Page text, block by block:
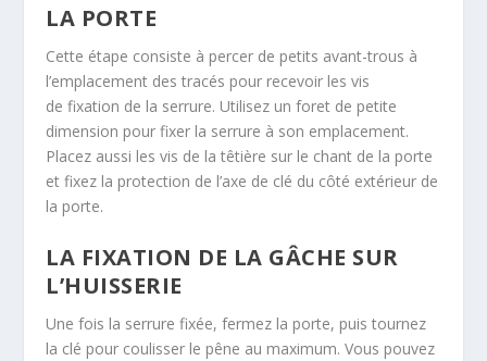
LA PORTE
Cette étape consiste à percer de petits avant-trous à
l’emplacement des tracés pour recevoir les vis
de fixation de la serrure. Utilisez un foret de petite
dimension pour fixer la serrure à son emplacement.
Placez aussi les vis de la têtière sur le chant de la porte
et fixez la protection de l’axe de clé du côté extérieur de
la porte.
LA FIXATION DE LA GÂCHE SUR
L’HUISSERIE
Une fois la serrure fixée, fermez la porte, puis tournez
la clé pour coulisser le pêne au maximum. Vous pouvez